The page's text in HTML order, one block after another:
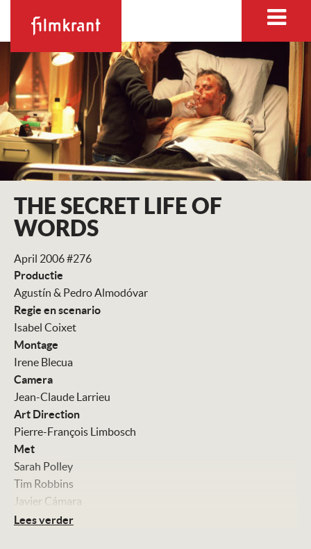
THE SECRET LIFE OF
WORDS
April 2006 #276
Productie
Agustín & Pedro Almodóvar
Regie en scenario
Isabel Coixet
Montage
Irene Blecua
Camera
Jean-Claude Larrieu
Art Direction
Pierre-François Limbosch
Met
Sarah Polley
Tim Robbins
Javier Cámara
Julie Christie
Lees verder